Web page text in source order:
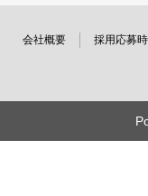
会社概要 採用応募